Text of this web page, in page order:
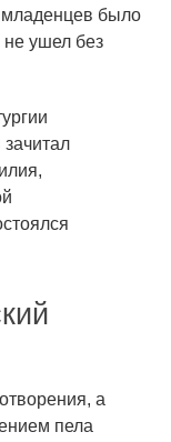
младенцев было
не ушел без
а
пела